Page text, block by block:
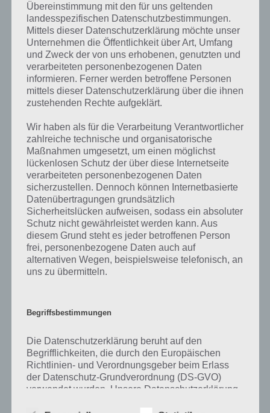
Kurze Begriffserklärung zur Lösung Grün
Grün ist die Lösung für das tägliche Bonus Rätsel am 18.8.2022 in 4
gibt es dazu zu wissen? Passt das Wort auch zu Endlich Schule? Zu
bestimmten Lösungen präsentieren wir daher auch immer eine
kurze Begriffserklärung!
Zu Grün haben wir zunächst keine weiteren Informationen parat!
Auf WhatsApp teilen Teilen auf Facebook
Tweet auf Twitter
Übereinstimmung mit den für uns geltenden
landesspezifischen Datenschutzbestimmungen.
Mittels dieser Datenschutzerklärung möchte unser
Unternehmen die Öffentlichkeit über Art, Umfang
und Zweck der von uns erhobenen, genutzten und
verarbeiteten personenbezogenen Daten
informieren. Ferner werden betroffene Personen
mittels dieser Datenschutzerklärung über die ihnen
zustehenden Rechte aufgeklärt.
Wir haben als für die Verarbeitung Verantwortlicher
zahlreiche technische und organisatorische
Maßnahmen umgesetzt, um einen möglichst
lückenlosen Schutz der über diese Internetseite
verarbeiteten personenbezogenen Daten
sicherzustellen. Dennoch können Internetbasierte
Datenübertragungen grundsätzlich
Sicherheitslücken aufweisen, sodass ein absoluter
Schutz nicht gewährleistet werden kann. Aus
diesem Grund steht es jeder betroffenen Person
frei, personenbezogene Daten auch auf
alternativen Wegen, beispielsweise telefonisch, an
uns zu übermitteln.
Begriffsbestimmungen
Die Datenschutzerklärung beruht auf den
Begrifflichkeiten, die durch den Europäischen
Richtlinien- und Verordnungsgeber beim Erlass
der Datenschutz-Grundverordnung (DS-GVO)
verwendet wurden. Unsere Datenschutzerklärung